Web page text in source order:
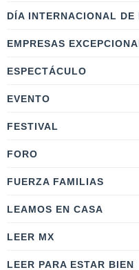
DÍA INTERNACIONAL DE
EMPRESAS
ESPECTÁCULO
EVENTO
FESTIVAL
FORO
FUERZA FAMILIAS
LEAMOS EN CASA
LEER MX
LEER PARA ESTAR BIEN